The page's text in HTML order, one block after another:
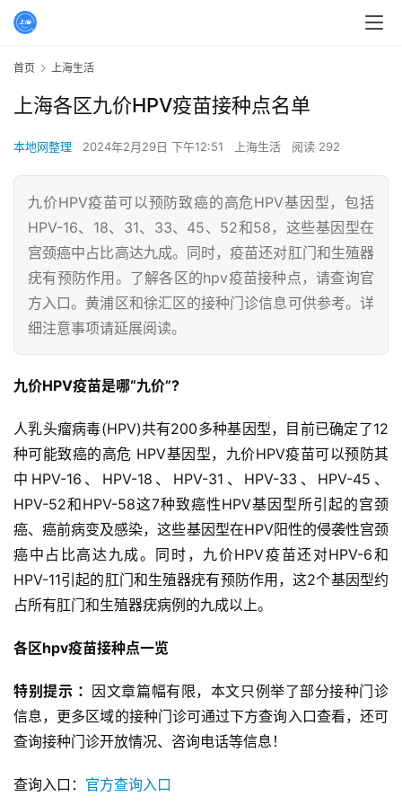
首页 上海生活
上海各区九价HPV疫苗接种点名单
本地网整理 2024年2月29日 下午12:51 上海生活 阅读 292
九价HPV疫苗可以预防致癌的高危HPV基因型，包括
HPV-16、18、31、33、45、52和58，这些基因型在
宫颈癌中占比高达九成。同时，疫苗还对肛门和生殖器
疣有预防作用。了解各区的hpv疫苗接种点，请查询官
方入口。黄浦区和徐汇区的接种门诊信息可供参考。详
细注意事项请延展阅读。
九价HPV疫苗是哪“九价”?
人乳头瘤病毒(HPV)共有200多种基因型，目前已确定了12
种可能致癌的高危 HPV基因型，九价HPV疫苗可以预防其
中HPV-16、HPV-18、HPV-31、HPV-33、HPV-45、
HPV-52和HPV-58这7种致癌性HPV基因型所引起的宫颈
癌、癌前病变及感染，这些基因型在HPV阳性的侵袭性宫颈
癌中占比高达九成。同时，九价HPV疫苗还对HPV-6和
HPV-11引起的肛门和生殖器疣有预防作用，这2个基因型约
占所有肛门和生殖器疣病例的九成以上。
各区hpv疫苗接种点一览
特别提示 ： 因文章篇幅有限，本文只例举了部分接种门诊
信息，更多区域的接种门诊可通过下方查询入口查看，还可
查询接种门诊开放情况、咨询电话等信息！
查询入口： 官方查询入口